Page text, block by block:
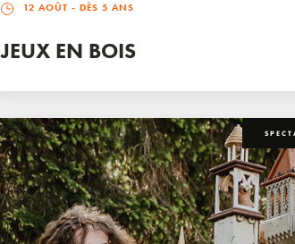
12 AOÛT - DÈS 5 ANS
JEUX EN BOIS